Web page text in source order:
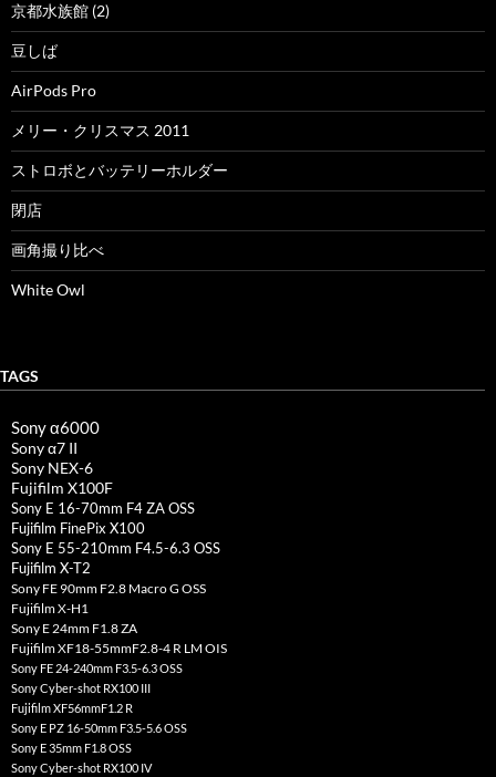
京都水族館 (2)
豆しば
AirPods Pro
メリー・クリスマス 2011
ストロボとバッテリーホルダー
閉店
画角撮り比べ
White Owl
TAGS
Sony α6000
Sony α7 II
Sony NEX-6
Fujifilm X100F
Sony E 16-70mm F4 ZA OSS
Fujifilm FinePix X100
Sony E 55-210mm F4.5-6.3 OSS
Fujifilm X-T2
Sony FE 90mm F2.8 Macro G OSS
Fujifilm X-H1
Sony E 24mm F1.8 ZA
Fujifilm XF18-55mmF2.8-4 R LM OIS
Sony FE 24-240mm F3.5-6.3 OSS
Sony Cyber-shot RX100 III
Fujifilm XF56mmF1.2 R
Sony E PZ 16-50mm F3.5-5.6 OSS
Sony E 35mm F1.8 OSS
Sony Cyber-shot RX100 IV